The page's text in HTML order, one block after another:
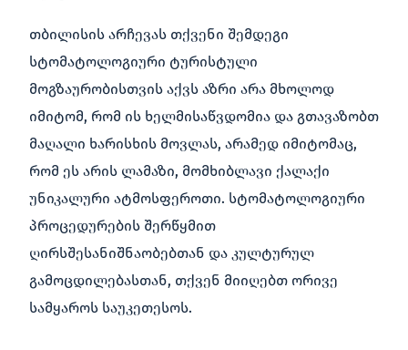
თბილისის არჩევას თქვენი შემდეგი
სტომატოლოგიური ტურისტული
მოგზაურობისთვის აქვს აზრი არა მხოლოდ
იმიტომ, რომ ის ხელმისაწვდომია და გთავაზობთ
მაღალი ხარისხის მოვლას, არამედ იმიტომაც,
რომ ეს არის ლამაზი, მომხიბლავი ქალაქი
უნიკალური ატმოსფეროთი. სტომატოლოგიური
პროცედურების შერწყმით
ღირსშესანიშნაობებთან და კულტურულ
გამოცდილებასთან, თქვენ მიიღებთ ორივე
სამყაროს საუკეთესოს.